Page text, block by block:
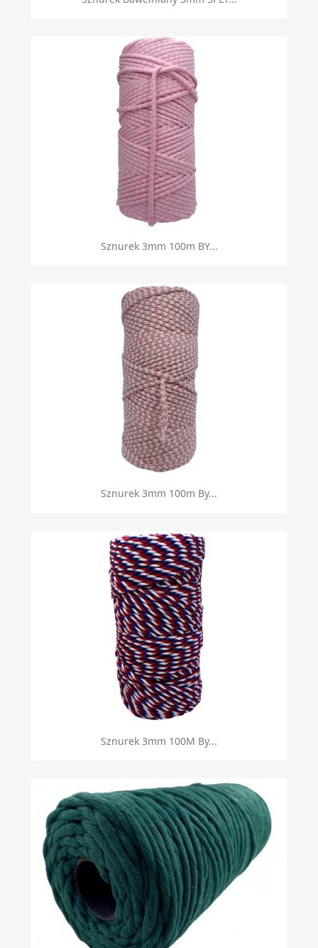
Sznurek 3mm 100m BY...
Sznurek 3mm 100m By...
Sznurek 3mm 100M By...